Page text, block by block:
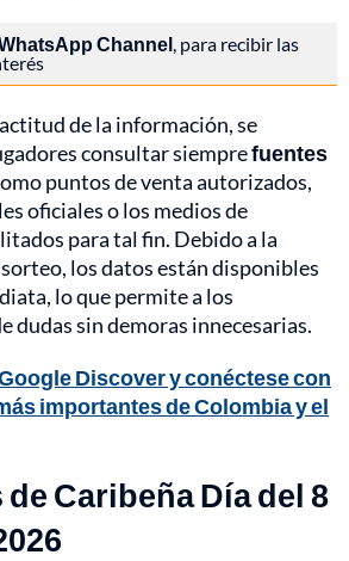
Channel, para recibir las
de la información, se
consultar siemprefuentes
puntos de venta autorizados,
oficiales o los medios de
para tal fin. Debido a la
los datos están disponibles
lo que permite a los
dudas sin demoras innecesarias.
Discover y conéctese con
importantes de Colombia y el
Caribeña Día del 8